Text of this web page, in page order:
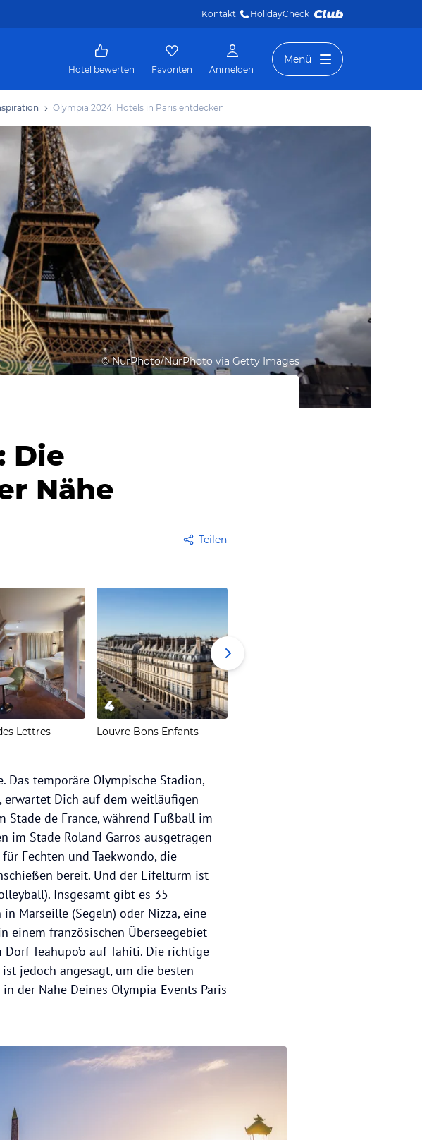
Kontakt HolidayCheck
Hotel bewerten Favoriten Anmelden
Menü
Olympia 2024: Hotels in Paris entdecken
©NurPhoto/NurPhoto via Getty Images
Die
Nähe
Teilen
Lettres
4
Louvre Bons Enfants
temporäre Olympische Stadion,
erwartet Dich auf dem weitläufigen
Stade de France, während Fußball im
im Stade Roland Garros ausgetragen
Fechten und Taekwondo, die
bereit. Und der Eifelturm ist
Insgesamt gibt es 35
Marseille (Segeln) oder Nizza, eine
einem französischen Überseegebiet
Teahupo’o auf Tahiti. Die richtige
jedoch angesagt, um die besten
der Nähe Deines Olympia-Events Paris